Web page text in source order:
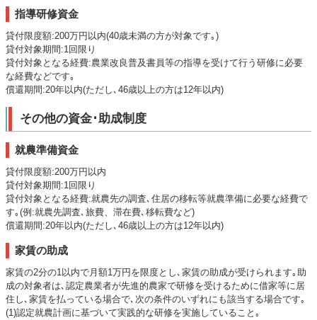
指導研修資金
貸付限度額:200万円以内(40歳未満の方が対象です｡)
貸付対象期間:1回限り
貸付対象となる経費:農業改良普及書員等の指導を受けて行う研修に必要
な経費などです｡
償還期間:20年以内(ただし､46歳以上の方は12年以内)
その他の資金･助成制度
就農準備資金
貸付限度額:200万円以内
貸付対象期間:1回限り
貸付対象となる経費:就農先の調査､住居の移転等就農準備に必要な経費で
す｡(例:就農先調査､旅費、滞在費､移転費など)
償還期間:20年以内(ただし､46歳以上の方は12年以内)
家賃の助成
家賃の2分の1以内で月額1万円を限度とし､家賃の助成が受けられます｡助
成の対象者は､認定農業者が先進的農家で研修を受けるために借家等に居
住し､家賃を払っている場合で､次の条件のいずれにも該当する場合です｡
(1)認定就農計画に基づいて実践的な研修を実施していること｡